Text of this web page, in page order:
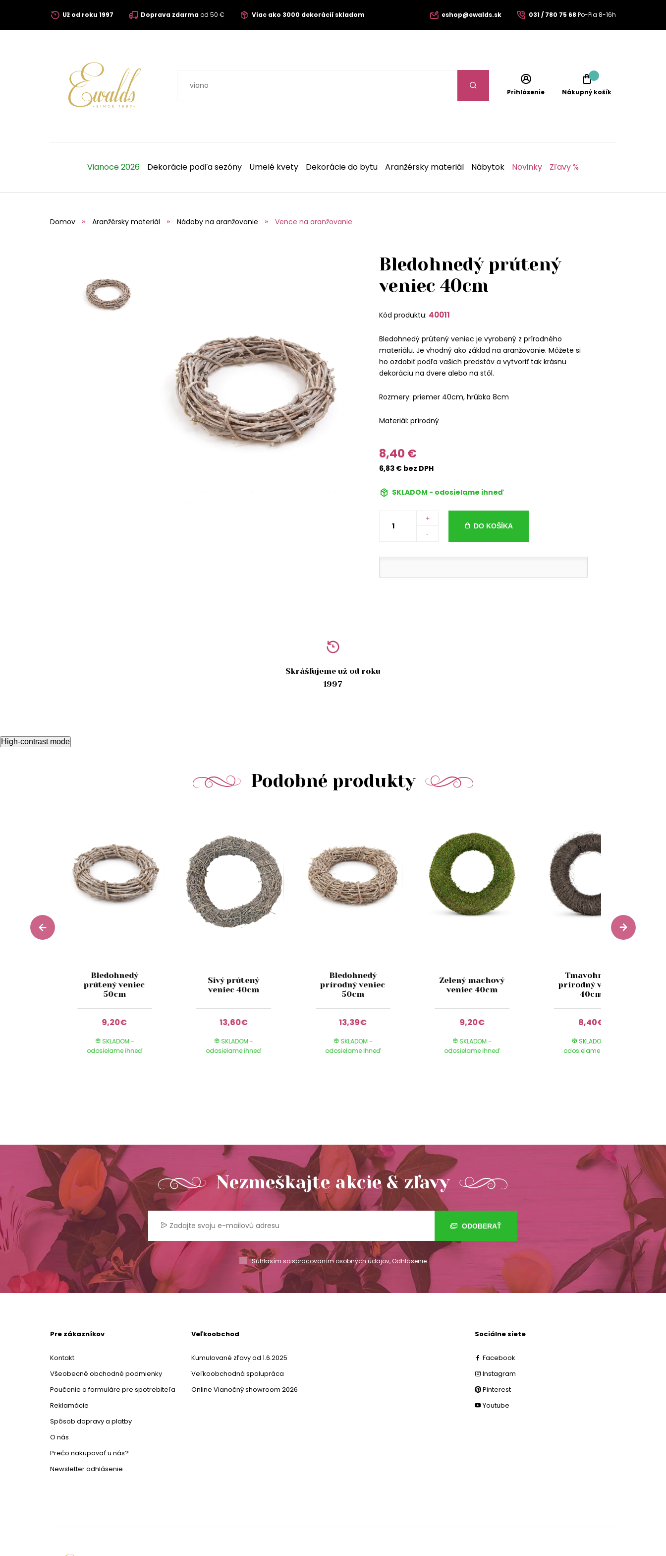
Už od roku 1997 Doprava zdarmaod 50 € Viac ako 3000 dekorácií skladom eshop@ewalds.sk 031 / 780 75 68 Po-Pia 8-16h
Prihlásenie Nákupný košík
Vianoce 2026 Dekorácie podľa sezóny Umelé kvety Dekorácie do bytu Aranžérsky materiál Nábytok Novinky Zľavy %
Domov Aranžérsky materiál Nádoby na aranžovanie Vence na aranžovanie
Bledohnedý prútený
veniec 40cm
Kód produktu: 40011
Bledohnedý prútený veniec je vyrobený z prírodného
materiálu. Je vhodný ako základ na aranžovanie. Môžete si
ho ozdobiť podľa vašich predstáv a vytvoriť tak krásnu
dekoráciu na dvere alebo na stôl.
Rozmery: priemer 40cm, hrúbka 8cm
Materiál: prírodný
8,40 €
6,83 € bez DPH
SKLADOM - odosielame ihneď
+
-
DO KOŠÍKA
Skrášľujeme už od roku
1997
High-contrast mode
Podobné produkty
Bledohnedý
prútený veniec
50cm
9,20€
SKLADOM -
odosielame ihneď
Sivý prútený
veniec 40cm
13,60€
SKLADOM -
odosielame ihneď
Bledohnedý
prírodný veniec
50cm
13,39€
SKLADOM -
odosielame ihneď
Zelený machový
veniec 40cm
9,20€
SKLADOM -
odosielame ihneď
Tmavohnedý
prírodný veniec
40cm
8,40€
SKLADOM -
odosielame ihneď
Nezmeškajte akcie & zľavy
ODOBERAŤ
Súhlasím so spracovanímosobných údajov,Odhlásenie
Pre zákazníkov
Kontakt
Všeobecné obchodné podmienky
Poučenie a formuláre pre spotrebiteľa
Reklamácie
Spôsob dopravy a platby
O nás
Prečo nakupovať u nás?
Newsletter odhlásenie
Veľkoobchod
Kumulované zľavy od 1.6.2025
Veľkoobchodná spolupráca
Online Vianočný showroom 2026
Sociálne siete
Facebook
Instagram
Pinterest
Youtube